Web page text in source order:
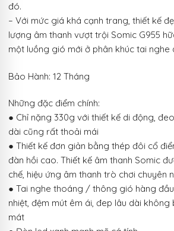
đó.
– Với mức giá khá cạnh trang, thiết kế
lượng âm thanh vượt trội Somic G955
một luồng gió mới ở phân khúc tai nghe
Bảo Hành: 12 Tháng
Những đặc điểm chính:
● Chỉ nặng 330g với thiết kế di động,
dài cũng rất thoải mái
● Thiết kế đơn giản bằng thép đôi cổ
đàn hồi cao. Thiết kế âm thanh Somic
chế, hiệu ứng âm thanh trò chơi chuyên
● Tai nghe thoáng / thông gió hàng
nhiệt, đệm mút êm ái, đep lâu dài
mát